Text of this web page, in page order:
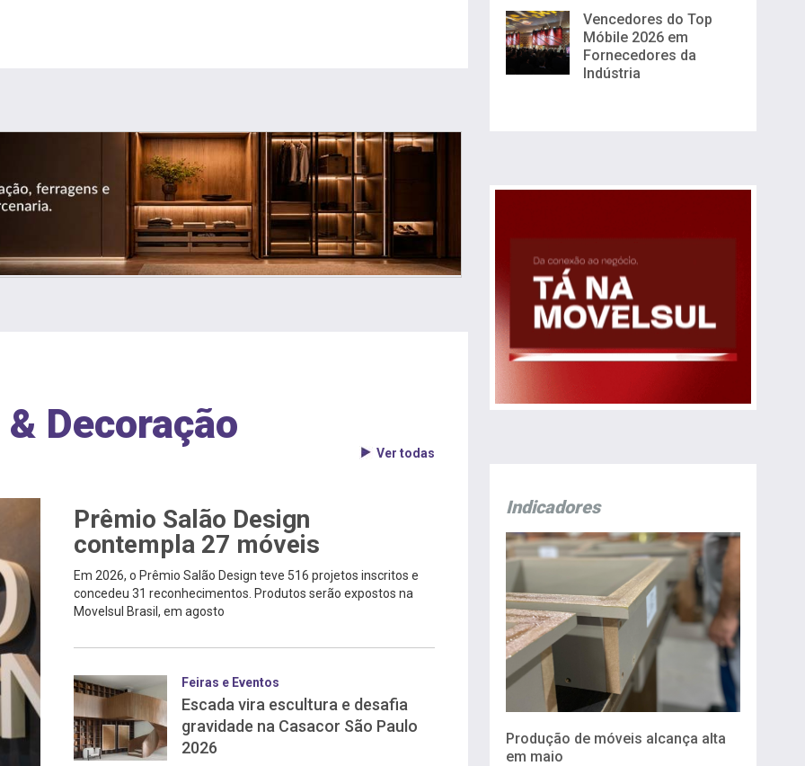
Decoração
Ver todas
Prêmio Salão Design
contempla 27 móveis
Em 2026, o Prêmio Salão Design teve 516 projetos inscritos e
concedeu 31 reconhecimentos. Produtos serão expostos na
Movelsul Brasil, em agosto
Feiras e Eventos
Escada vira escultura e desafia
gravidade na Casacor São Paulo
2026
Vencedores do Top
Móbile 2026 em
Fornecedores da
Indústria
Indicadores
Produção de móveis alcança alta
em maio